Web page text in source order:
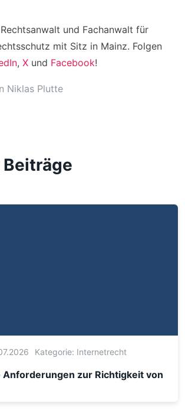
und Fachanwalt für
mit Sitz in Mainz. Folgen
, X und Facebook!
Niklas Plutte
Kategorie: Internetrecht
Anforderungen zur Richtigkeit von